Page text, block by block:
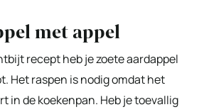
met appel
recept heb je zoete aardappel
Het raspen is nodig omdat het
in de koekenpan. Heb je toevallig